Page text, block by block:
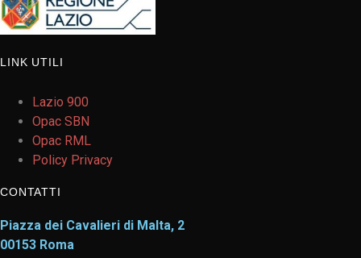
LINK UTILI
Lazio 900
Opac SBN
Opac RML
Policy Privacy
CONTATTI
Piazza dei Cavalieri di Malta, 2
00153 Roma